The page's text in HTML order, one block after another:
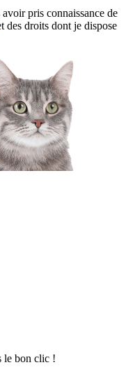
pris connaissance de
des droits dont je dispose
le bon clic !